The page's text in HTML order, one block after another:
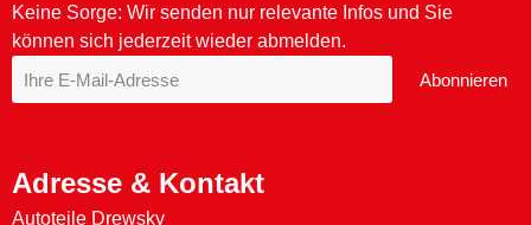
14,99 €
In den Warenkorb 13,99 €
Inhalt auswählen
18,99 € 16,14 €
Inhalt auswählen 12,95 €
In den Warenkorb
13,99 €
In den Warenkorb 17,99 €
In den Warenkorb
13,99 €
In den Warenkorb 18,99 €
In den Warenkorb
11,79 €
In den Warenkorb 8,79 €
In den Warenkorb
Keine Sorge: Wir senden nur relevante Infos und Sie
können sich jederzeit wieder abmelden.
Abonnieren
Adresse & Kontakt
Autoteile Drewsky